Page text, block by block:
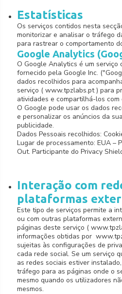
Estatísticas
Os serviços contidos nesta
monitorizar e analisar o tráfego
para rastrear o comportamento
Google Analytics
O Google Analytics é um serviço
fornecido pela Google Inc.
dados recolhidos para
serviço ( www.tpzlabs.pt ) para
atividades e compartilhá-los
O Google pode usar os dados
e personalizar os anúncios da
publicidade.
Dados Pessoais recolhidos:
Lugar de processamento: EUA –
Out. Participante do Privacy
Interação com
plataformas
Este tipo de serviços permite a
ou com outras plataformas
páginas deste serviço (
informações obtidas por
sujeitas às configurações de
cada rede social. Se um serviço
as redes sociais estiver
tráfego para as páginas onde o
mesmo quando os utilizadores
mesmos.